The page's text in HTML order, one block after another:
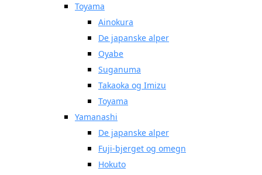
Toyama
Ainokura
De japanske alper
Oyabe
Suganuma
Takaoka og Imizu
Toyama
Yamanashi
De japanske alper
Fuji-bjerget og omegn
Hokuto